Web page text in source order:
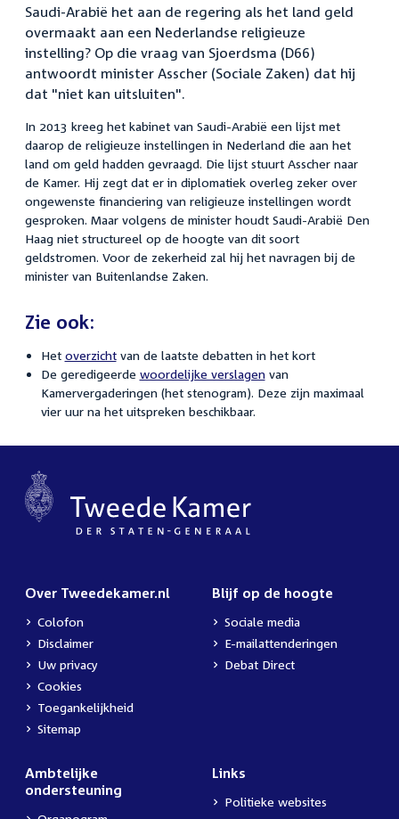
Saudi-Arabië het aan de regering als het land geld
overmaakt aan een Nederlandse religieuze
instelling? Op die vraag van Sjoerdsma (D66)
antwoordt minister Asscher (Sociale Zaken) dat hij
dat "niet kan uitsluiten".
In 2013 kreeg het kabinet van Saudi-Arabië een lijst met
daarop de religieuze instellingen in Nederland die aan het
land om geld hadden gevraagd. Die lijst stuurt Asscher naar
de Kamer. Hij zegt dat er in diplomatiek overleg zeker over
ongewenste financiering van religieuze instellingen wordt
gesproken. Maar volgens de minister houdt Saudi-Arabië Den
Haag niet structureel op de hoogte van dit soort
geldstromen. Voor de zekerheid zal hij het navragen bij de
minister van Buitenlandse Zaken.
Zie ook:
Het overzichtvan de laatste debatten in het kort
De geredigeerde woordelijke verslagenvan
Kamervergaderingen (het stenogram). Deze zijn maximaal
vier uur na het uitspreken beschikbaar.
Over Tweedekamer.nl
Colofon
Disclaimer
Uw privacy
Cookies
Toegankelijkheid
Sitemap
Blijf op de hoogte
Sociale media
E-mailattenderingen
Debat Direct
Ambtelijke
ondersteuning
Links
Politieke websites